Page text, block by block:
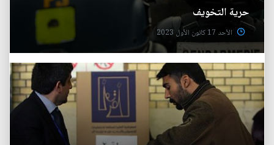
حرية التخويف
الأحد 17 كانون الأول 2023